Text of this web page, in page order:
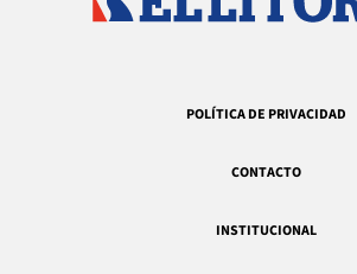
POLÍTICA DE PRIVACIDAD
CONTACTO
INSTITUCIONAL